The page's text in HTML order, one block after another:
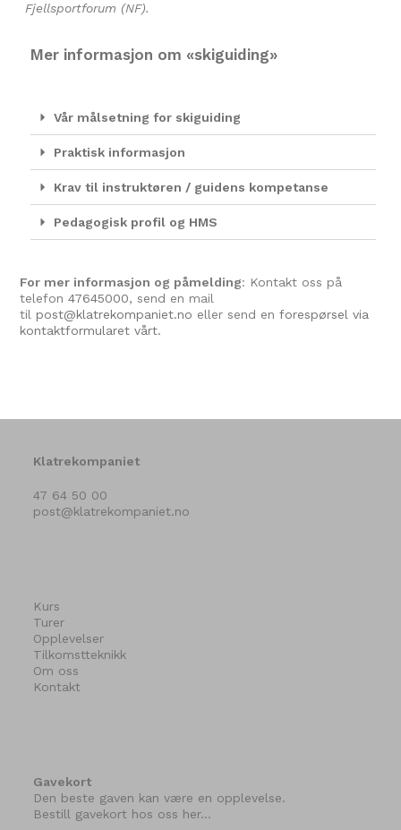
Fjellsportforum (NF).
Mer informasjon om «skiguiding»
Vår målsetning for skiguiding
Praktisk informasjon
Krav til instruktøren / guidens kompetanse
Pedagogisk profil og HMS
For mer informasjon og påmelding: Kontakt oss på
telefon47645000, send en mail
til post@klatrekompaniet.no eller send enforespørsel via
kontaktformularet vårt.
Klatrekompaniet
47 64 50 00
post@klatrekompaniet.no
Kurs
Turer
Opplevelser
Tilkomstteknikk
Om oss
Kontakt
Gavekort
Den beste gaven kan være en opplevelse.
Bestill gavekort hos oss her…